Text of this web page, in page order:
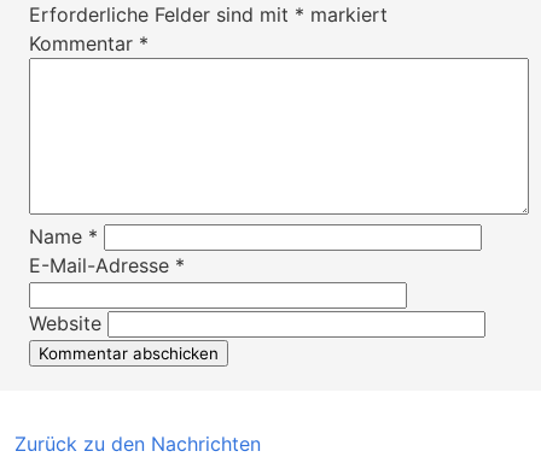
Erforderliche Felder sind mit * markiert
Kommentar *
Name *
E-Mail-Adresse *
Website
Zurück zu den Nachrichten